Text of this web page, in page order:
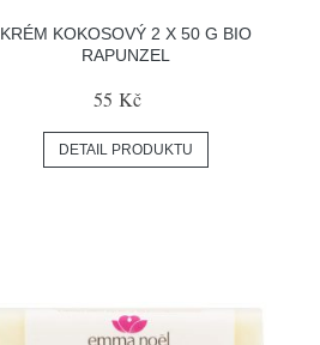
KRÉM KOKOSOVÝ 2 X 50 G BIO
RAPUNZEL
55 Kč
DETAIL PRODUKTU